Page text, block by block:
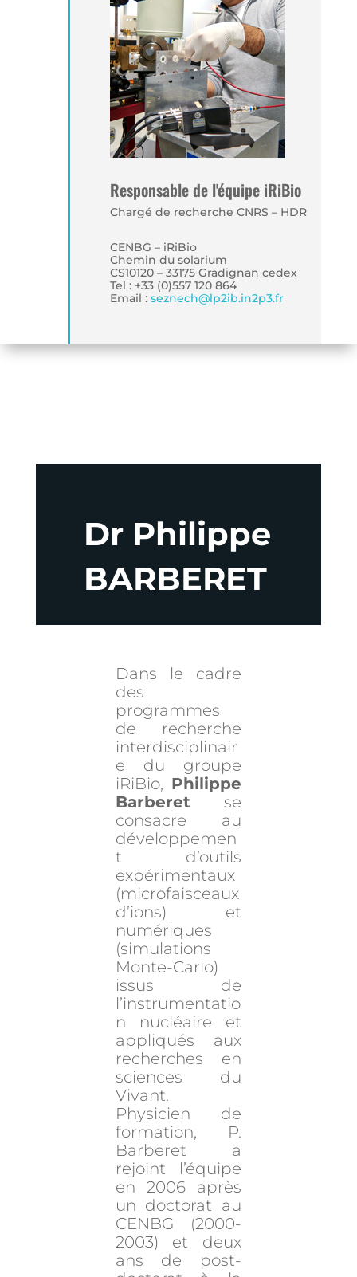
Responsable de l'équipe iRiBio
Chargé de recherche CNRS – HDR
CENBG – iRiBio
Chemin du solarium
CS10120 – 33175 Gradignan cedex
Tel : +33 (0)557 120 864
Email : seznech@lp2ib.in2p3.fr
Dr Philippe
BARBERET
Dans le cadre
des
programmes
de recherche
interdisciplinair
e du groupe
iRiBio, Philippe
Barberetse
consacre au
développemen
t d’outils
expérimentaux
(microfaisceaux
d’ions) et
numériques
(simulations
Monte-Carlo)
issus de
l’instrumentatio
n nucléaire et
appliqués aux
recherches en
sciences du
Vivant.
Physicien de
formation, P.
Barberet a
rejoint l’équipe
en 2006 après
un doctorat au
CENBG (2000-
2003) et deux
ans de post-